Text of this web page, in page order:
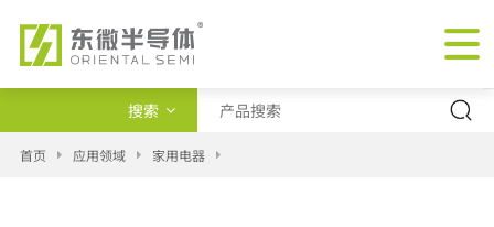
搜索
产品类型
首页 应用领域 家用电器